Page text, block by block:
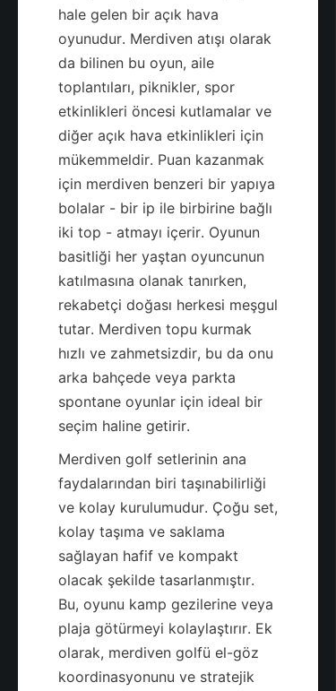
hale gelen bir açık hava
oyunudur. Merdiven atışı olarak
da bilinen bu oyun, aile
toplantıları, piknikler, spor
etkinlikleri öncesi kutlamalar ve
diğer açık hava etkinlikleri için
mükemmeldir. Puan kazanmak
için merdiven benzeri bir yapıya
bolalar - bir ip ile birbirine bağlı
iki top - atmayı içerir. Oyunun
basitliği her yaştan oyuncunun
katılmasına olanak tanırken,
rekabetçi doğası herkesi meşgul
tutar. Merdiven topu kurmak
hızlı ve zahmetsizdir, bu da onu
arka bahçede veya parkta
spontane oyunlar için ideal bir
seçim haline getirir.
Merdiven golf setlerinin ana
faydalarından biri taşınabilirliği
ve kolay kurulumudur. Çoğu set,
kolay taşıma ve saklama
sağlayan hafif ve kompakt
olacak şekilde tasarlanmıştır.
Bu, oyunu kamp gezilerine veya
plaja götürmeyi kolaylaştırır. Ek
olarak, merdiven golfü el-göz
koordinasyonunu ve stratejik